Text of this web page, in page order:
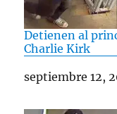
Detienen al
Charlie Kirk
Fecha
septiembre 12,